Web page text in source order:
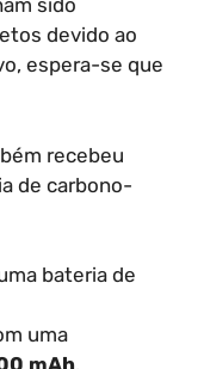
sido
devido ao
espera-se que
recebeu
de carbono-
bateria de
uma
mAh.